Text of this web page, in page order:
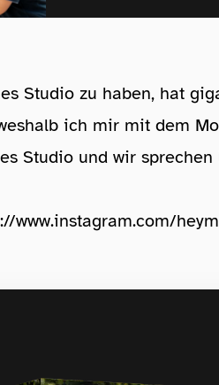
Studio zu haben, hat
ich mir mit dem
Studio und wir
www.instagram.com/